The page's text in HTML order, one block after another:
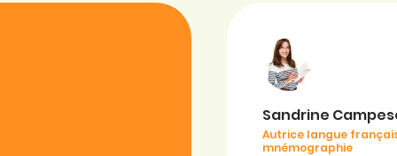
Sandrine
Autrice langue
mnémographie